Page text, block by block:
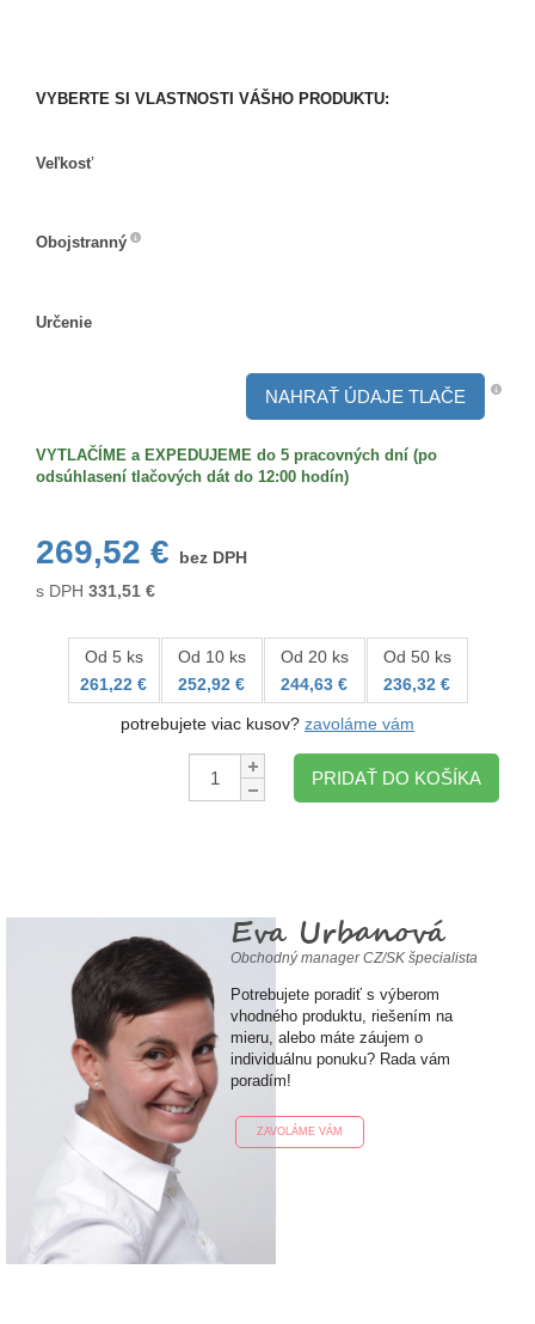
VYBERTE SI VLASTNOSTI VÁŠHO PRODUKTU:
Veľkosť
Obojstranný
Určenie
NAHRAŤ ÚDAJE TLAČE
VYTLAČÍME a EXPEDUJEME do 5 pracovných dní (po
odsúhlasení tlačových dát do 12:00 hodín)
269,52 €
bez DPH
s DPH 331,51 €
Od 5 ks
261,22 €
Od 10 ks
252,92 €
Od 20 ks
244,63 €
Od 50 ks
236,32 €
potrebujete viac kusov? zavoláme vám
Množstvo:
PRIDAŤ DO KOŠÍKA
Eva Urbanová
Obchodný manager CZ/SK špecialista
Potrebujete poradiť s výberom
vhodného produktu, riešením na
mieru, alebo máte záujem o
individuálnu ponuku? Rada vám
poradím!
ZAVOLÁME VÁM